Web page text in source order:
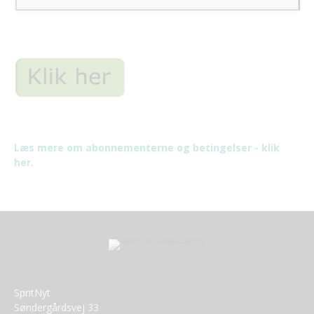
Læs mere om abonnementerne og betingelser - klik
her.
SpritNyt
Søndergårdsvej 33